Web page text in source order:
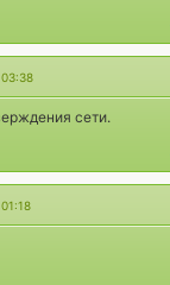
03:38
сети.
01:18